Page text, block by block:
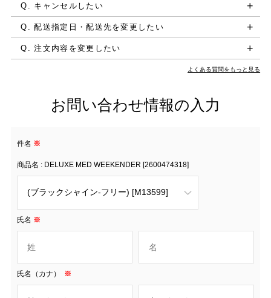
Q. キャンセルしたい
Q. 配送指定日・配送先を変更したい
Q. 注文内容を変更したい
よくある質問をもっと見る
お問い合わせ情報の入力
件名 ※
商品名 : DELUXE MED WEEKENDER [2600474318]
氏名 ※
氏名（カナ） ※